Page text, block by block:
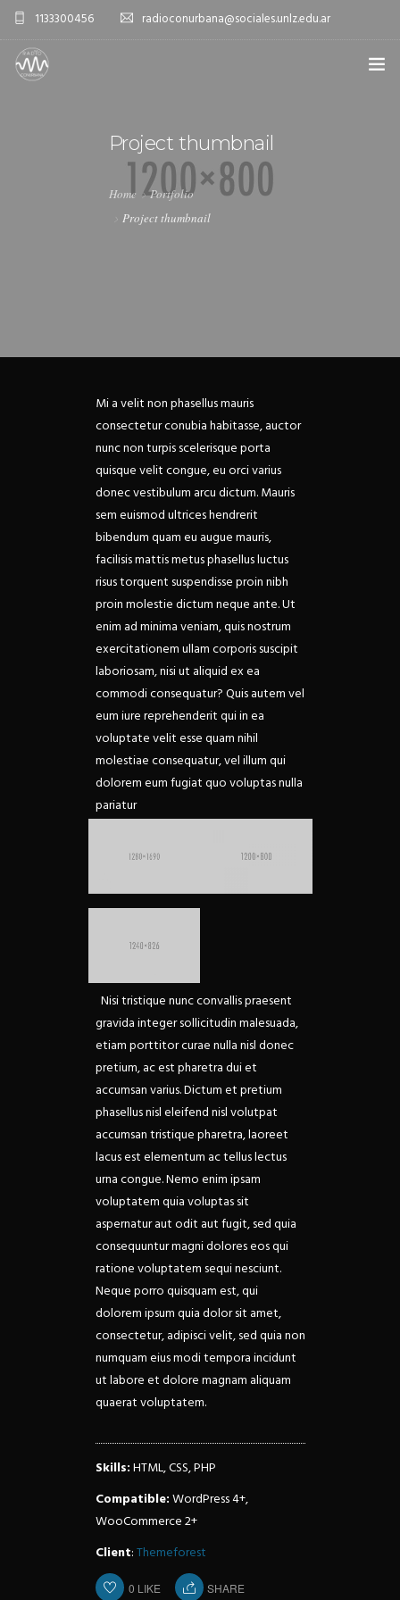
1133300456 radioconurbana@sociales.unlz.edu.ar
¿QUIÉNES SOMOS?
PROGRAMACIÓN
Project thumbnail
Home
Portfolio
Project thumbnail
Mi a velit non phasellus mauris
consectetur conubia habitasse, auctor
nunc non turpis scelerisque porta
quisque velit congue, eu orci varius
donec vestibulum arcu dictum. Mauris
sem euismod ultrices hendrerit
bibendum quam eu augue mauris,
facilisis mattis metus phasellus luctus
risus torquent suspendisse proin nibh
proin molestie dictum neque ante.Ut
enim ad minima veniam, quis nostrum
exercitationem ullam corporis suscipit
laboriosam, nisi ut aliquid ex ea
commodi consequatur? Quis autem vel
eum iure reprehenderit qui in ea
voluptate velit esse quam nihil
molestiae consequatur, vel illum qui
dolorem eum fugiat quo voluptas nulla
pariatur
Nisi tristique nunc convallis praesent
gravida integer sollicitudin malesuada,
etiam porttitor curae nulla nisl donec
pretium, ac est pharetra dui et
accumsan varius. Dictum et pretium
phasellus nisl eleifend nisl volutpat
accumsan tristique pharetra, laoreet
lacus est elementum ac tellus lectus
urna congue.Nemo enim ipsam
voluptatem quia voluptas sit
aspernatur aut odit aut fugit, sed quia
consequuntur magni dolores eos qui
ratione voluptatem sequi nesciunt.
Neque porro quisquam est, qui
dolorem ipsum quia dolor sit amet,
consectetur, adipisci velit, sed quia non
numquam eius modi tempora incidunt
ut labore et dolore magnam aliquam
quaerat voluptatem.
Skills:HTML, CSS, PHP
Compatible:WordPress 4+,
WooCommerce 2+
Client:Themeforest
0 LIKE SHARE